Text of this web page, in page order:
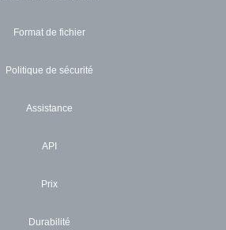
Format de fichier
Politique de sécurité
Assistance
API
Prix
Durabilité